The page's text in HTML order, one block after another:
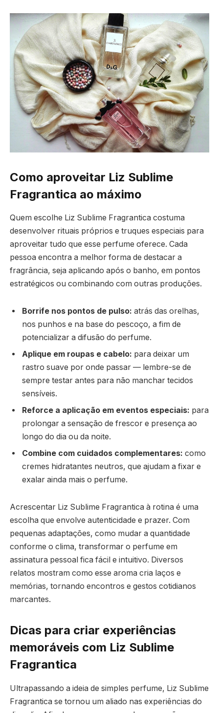
Como aproveitar Liz Sublime
Fragrantica ao máximo
Quem escolhe Liz Sublime Fragrantica costuma
desenvolver rituais próprios e truques especiais para
aproveitar tudo que esse perfume oferece. Cada
pessoa encontra a melhor forma de destacar a
fragrância, seja aplicando após o banho, em pontos
estratégicos ou combinando com outras produções.
Borrife nos pontos de pulso: atrás das orelhas,
nos punhos e na base do pescoço, a fim de
potencializar a difusão do perfume.
Aplique em roupas e cabelo: para deixar um
rastro suave por onde passar — lembre-se de
sempre testar antes para não manchar tecidos
sensíveis.
Reforce a aplicação em eventos especiais: para
prolongar a sensação de frescor e presença ao
longo do dia ou da noite.
Combine com cuidados complementares: como
cremes hidratantes neutros, que ajudam a fixar e
exalar ainda mais o perfume.
Acrescentar Liz Sublime Fragrantica à rotina é uma
escolha que envolve autenticidade e prazer. Com
pequenas adaptações, como mudar a quantidade
conforme o clima, transformar o perfume em
assinatura pessoal fica fácil e intuitivo. Diversos
relatos mostram como esse aroma cria laços e
memórias, tornando encontros e gestos cotidianos
marcantes.
Dicas para criar experiências
memoráveis com Liz Sublime
Fragrantica
Ultrapassando a ideia de simples perfume, Liz Sublime
Fragrantica se tornou um aliado nas experiências do